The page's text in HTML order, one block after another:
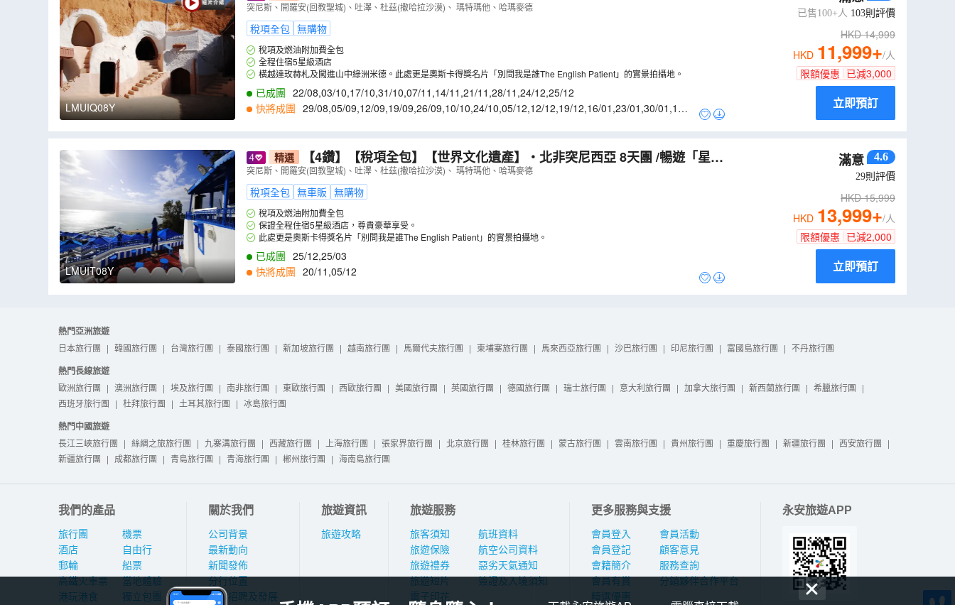
LMUIQ08Y
大戰Star Wars」實景拍攝地～瑪特瑪他/暢遊地中海藍天白屋風情～西迪布塞伊德/全
程午、晚餐包享用蒸餾水
突尼斯、開羅安(回教聖城)、吐澤、杜茲(撒哈拉沙漠)、 瑪特瑪他、哈瑪麥德
稅項全包 無購物
稅項及燃油附加費全包
全程住宿5星級酒店
橫越達玫赫札及闖進山中綠洲米德。此處更是奧斯卡得獎名片「別問我是誰The English Patient」的實景拍攝地。
已成團 22/08,03/10,17/10,31/10,07/11 ,14/11 ,21/11 ,28/11 ,24/12,25/12
快將成團 29/08,05/09,12/09,19/09,26/09,10/10,24/10,05/12,12/12,19/12,16/01 ,23/01 ,30/01 ,13/0
已售100+人 103則評價
HKD14,999
HKD 11,999+/人
限額優惠 已減3,000
立即預訂
LMUIT08Y
精選 【4鑽】【稅項全包】【世界文化遺產】‧北非突尼西亞 8天團 /暢遊「星球
大戰Star Wars」實景拍攝地～瑪特瑪他/暢遊地中海藍天白屋風情～西迪布塞伊德/全
程午、晚餐包享用蒸餾水
突尼斯、開羅安(回教聖城)、吐澤、杜茲(撒哈拉沙漠)、 瑪特瑪他、哈瑪麥德
稅項全包 無車販 無購物
稅項及燃油附加費全包
保證全程住宿5星級酒店，尊貴豪華享受。
此處更是奧斯卡得獎名片「別問我是誰The English Patient」的實景拍攝地。
已成團 25/12,25/03
快將成團 20/11 ,05/12
滿意 4.6
29則評價
HKD15,999
HKD 13,999+/人
限額優惠 已減2,000
立即預訂
熱門亞洲旅遊
日本旅行團 | 韓國旅行團 | 台灣旅行團 | 泰國旅行團 | 新加坡旅行團 | 越南旅行團 | 馬爾代夫旅行團 | 柬埔寨旅行團 | 馬來西亞旅行團 | 沙巴旅行團 | 印尼旅行團 | 富國島旅行團 | 不丹旅行團
熱門長線旅遊
歐洲旅行團 | 澳洲旅行團 | 埃及旅行團 | 南非旅行團 | 東歐旅行團 | 西歐旅行團 | 美國旅行團 | 英國旅行團 | 德國旅行團 | 瑞士旅行團 | 意大利旅行團 | 加拿大旅行團 | 新西蘭旅行團 | 希臘旅行團 |
西班牙旅行團 | 杜拜旅行團 | 土耳其旅行團 | 冰島旅行團
熱門中國旅遊
長江三峽旅行團 | 絲綢之旅旅行團 | 九寨溝旅行團 | 西藏旅行團 | 上海旅行團 | 張家界旅行團 | 北京旅行團 | 桂林旅行團 | 蒙古旅行團 | 雲南旅行團 | 貴州旅行團 | 重慶旅行團 | 新疆旅行團 | 西安旅行團 |
新疆旅行團 | 成都旅行團 | 青島旅行團 | 青海旅行團 | 郴州旅行團 | 海南島旅行團
我們的產品
旅行團
酒店
郵輪
高鐵火車票
港玩港食
機票
自由行
船票
當地體驗
獨立包團
關於我們
公司背景
最新動向
新聞發佈
分行位置
人才招聘及發展
旅遊資訊
旅遊攻略
旅遊服務
旅客須知
旅遊保險
旅遊禮券
旅遊短片
電子印花
航班資料
航空公司資料
惡劣天氣通知
簽證及入境須知
更多服務與支援
會員登入
會員登記
會籍簡介
會員有賞
精選優惠
會員活動
顧客意見
服務查詢
分銷夥伴合作平台
永安旅遊APP